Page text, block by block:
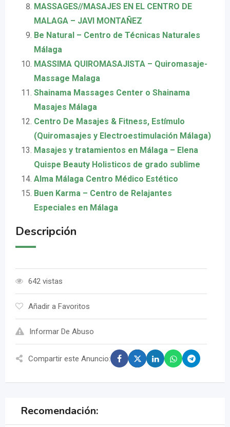
MASSAGES//MASAJES EN EL CENTRO DE
MALAGA – JAVI MONTAÑEZ
Be Natural – Centro de Técnicas Naturales
Málaga
MASSIMA QUIROMASAJISTA – Quiromasaje-
Massage Malaga
Shainama Massages Center o Shainama
Masajes Málaga
Centro De Masajes & Fitness, Estímulo
(Quiromasajes y Electroestimulación Málaga)
Masajes y tratamientos en Málaga – Elena
Quispe Beauty Holisticos de grado sublime
Alma Málaga Centro Médico Estético
Buen Karma – Centro de Relajantes
Especiales en Málaga
Descripción
642 vistas
Añadir a Favoritos
Informar De Abuso
Compartir este Anuncio:
Recomendación: